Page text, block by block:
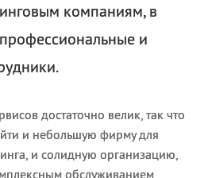
компаниям, в
и
достаточно велик, так что
и небольшую фирму для
и солидную организацию,
обслуживанием